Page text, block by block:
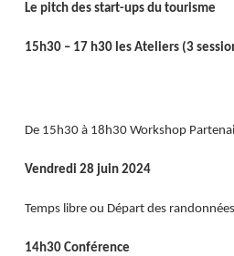
Le pitch des start-ups du tourisme
15h30 – 17 h30 les Ateliers (3
De 15h30 à 18h30 Workshop
Vendredi 28 juin 2024
Temps libre ou Départ des
14h30 Conférence